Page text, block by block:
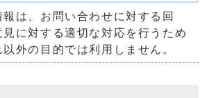
は、お問い合わせに対する回
に対する適切な対応を行うため
外の目的では利用しません。